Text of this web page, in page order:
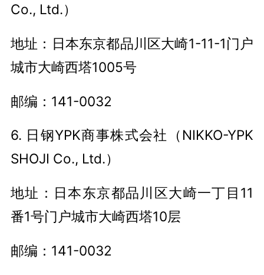
Co., Ltd.）
地址：日本东京都品川区大崎1-11-1门户
城市大崎西塔1005号
邮编：141-0032
6. 日钢YPK商事株式会社（NIKKO-YPK
SHOJI Co., Ltd.）
地址：日本东京都品川区大崎一丁目11
番1号门户城市大崎西塔10层
邮编：141-0032